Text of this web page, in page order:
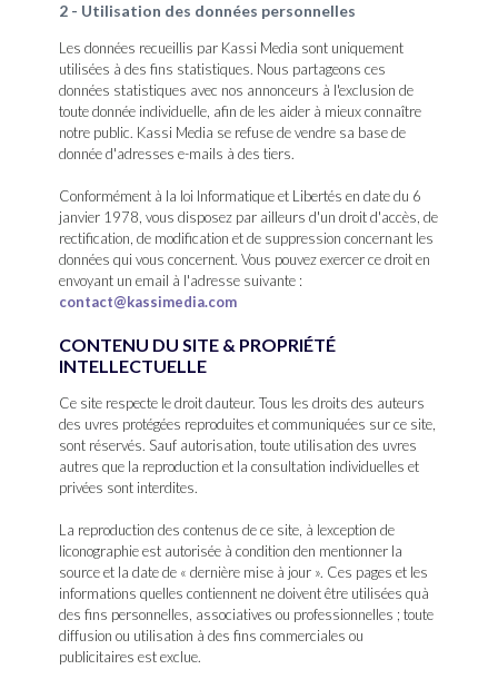
2 - Utilisation des données personnelles
Les données recueillis par Kassi Media sont uniquement
utilisées à des fins statistiques. Nous partageons ces
données statistiques avec nos annonceurs à l'exclusion de
toute donnée individuelle, afin de les aider à mieux connaître
notre public. Kassi Media se refuse de vendre sa base de
donnée d'adresses e-mails à des tiers.
Conformément à la loi Informatique et Libertés en date du 6
janvier 1978, vous disposez par ailleurs d'un droit d'accès, de
rectification, de modification et de suppression concernant les
données qui vous concernent. Vous pouvez exercer ce droit en
envoyant un email à l'adresse suivante :
contact@kassimedia.com
CONTENU DU SITE & PROPRIÉTÉ
INTELLECTUELLE
Ce site respecte le droit dauteur. Tous les droits des auteurs
des uvres protégées reproduites et communiquées sur ce site,
sont réservés. Sauf autorisation, toute utilisation des uvres
autres que la reproduction et la consultation individuelles et
privées sont interdites.
La reproduction des contenus de ce site, à lexception de
liconographie est autorisée à condition den mentionner la
source et la date de « dernière mise à jour ». Ces pages et les
informations quelles contiennent ne doivent être utilisées quà
des fins personnelles, associatives ou professionnelles ; toute
diffusion ou utilisation à des fins commerciales ou
publicitaires est exclue.